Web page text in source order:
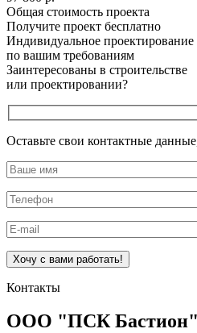
Общая стоимость проекта
Получите проект бесплатно
Индивидуальное проектирование
по вашим требованиям
Заинтересованы в строительстве
или проектировании?
Оставьте свои контактные
Оставьте это поле пустым.
Контакты
ООО "ПСК Бастион",